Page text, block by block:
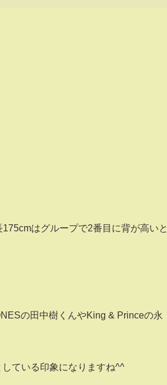
はグループで2番目に背が高いと
の田中樹くんやKing & Princeの永
ている印象になりますね^^